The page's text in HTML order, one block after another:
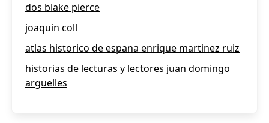
dos blake pierce
joaquin coll
atlas historico de espana enrique martinez ruiz
historias de lecturas y lectores juan domingo
arguelles